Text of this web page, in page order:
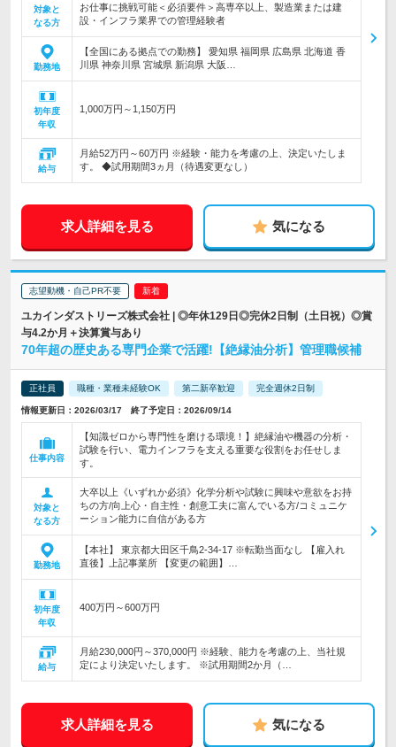
対象と
なる方
お仕事に挑戦可能＜必須要件＞高専卒以上、製造業または建
設・インフラ業界での管理経験者
勤務地
【全国にある拠点での勤務】 愛知県 福岡県 広島県 北海道 香
川県 神奈川県 宮城県 新潟県 大阪…
初年度
年収
1,000万円～1,150万円
給与
月給52万円～60万円 ※経験・能力を考慮の上、決定いたしま
す。 ◆試用期間3ヵ月（待遇変更なし）
求人詳細を見る 気になる
志望動機・自己PR不要
ユカインダストリーズ株式会社 | ◎年休129日◎完休2日制（土日祝）◎賞
与4.2か月＋決算賞与あり
70年超の歴史ある専門企業で活躍!【絶縁油分析】管理職候補
正社員 職種・業種未経験OK 第二新卒歓迎 完全週休2日制
情報更新日：2026/03/17 終了予定日：2026/09/14
仕事内容
【知識ゼロから専門性を磨ける環境！】絶縁油や機器の分析・
試験を行い、電力インフラを支える重要な役割をお任せしま
す。
対象と
なる方
大卒以上《いずれか必須》化学分析や試験に興味や意欲をお持
ちの方/向上心・自主性・創意工夫に富んでいる方/コミュニケ
ーション能力に自信がある方
勤務地
【本社】 東京都大田区千鳥2-34-17 ※転勤当面なし 【雇入れ
直後】上記事業所 【変更の範囲】…
初年度
年収
400万円～600万円
給与
月給230,000円～370,000円 ※経験、能力を考慮の上、当社規
定により決定いたします。 ※試用期間2か月（…
求人詳細を見る 気になる